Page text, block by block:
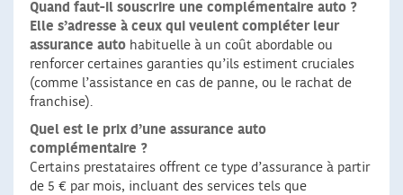
Quand faut-il souscrire une complémentaire auto ?
Elle s’adresse à ceux qui veulent compléter leur
assurance auto habituelle à un coût abordable ou
renforcer certaines garanties qu’ils estiment cruciales
(comme l’assistance en cas de panne, ou le rachat de
franchise).
Quel est le prix d’une assurance auto
complémentaire ?
Certains prestataires offrent ce type d’assurance à partir
de 5 € par mois, incluant des services tels que